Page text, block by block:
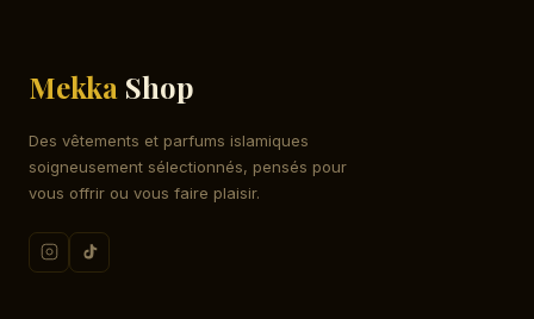
Mekka Shop
Des vêtements et parfums islamiques
soigneusement sélectionnés, pensés pour
vous offrir ou vous faire plaisir.